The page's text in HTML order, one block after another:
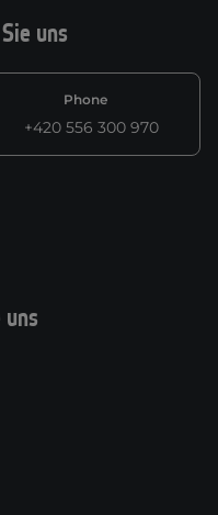
uns
Phone
+420 556 300 970
uns